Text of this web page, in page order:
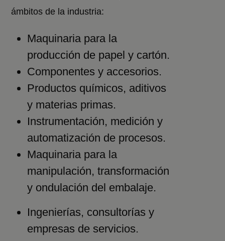
ámbitos de la industria:
Maquinaria para la
producción de papel y cartón.
Componentes y accesorios.
Productos químicos, aditivos
y materias primas.
Instrumentación, medición y
automatización de procesos.
Maquinaria para la
manipulación, transformación
y ondulación del embalaje.
Ingenierías, consultorías y
empresas de servicios.